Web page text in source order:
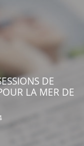
DE
LA MER DE